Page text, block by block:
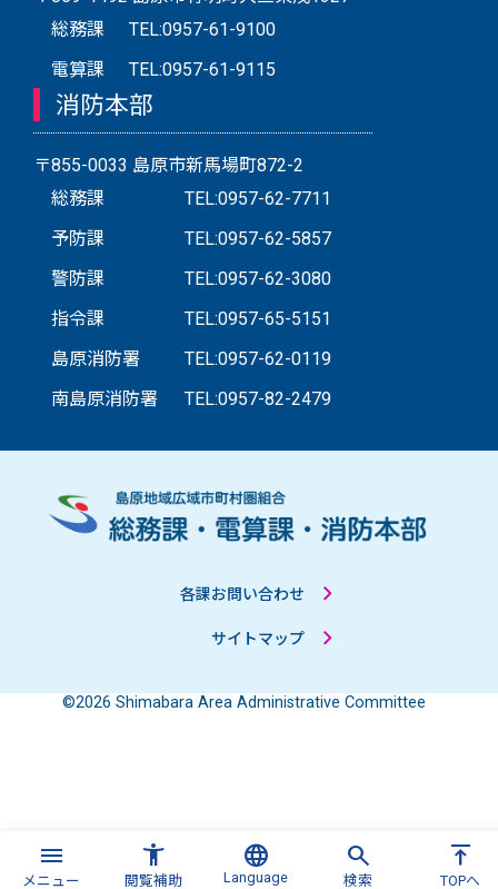
総務課
TEL:0957-61-9100
電算課
TEL:0957-61-9115
消防本部
〒855-0033 島原市新馬場町872-2
総務課
TEL:0957-62-7711
予防課
TEL:0957-62-5857
警防課
TEL:0957-62-3080
指令課
TEL:0957-65-5151
島原消防署
TEL:0957-62-0119
南島原消防署
TEL:0957-82-2479
各課お問い合わせ
サイトマップ
©2026 Shimabara Area Administrative Committee
menu
メニュー
accessibility_new
閲覧補助
language
Language
search
検索
vertical_align_top
TOPへ